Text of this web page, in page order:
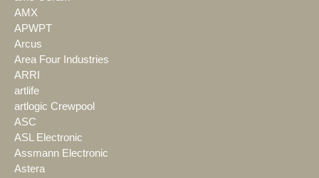
AMX
APWPT
Arcus
Area Four Industries
ARRI
artlife
artlogic Crewpool
ASC
ASL Electronic
Assmann Electronic
Astera